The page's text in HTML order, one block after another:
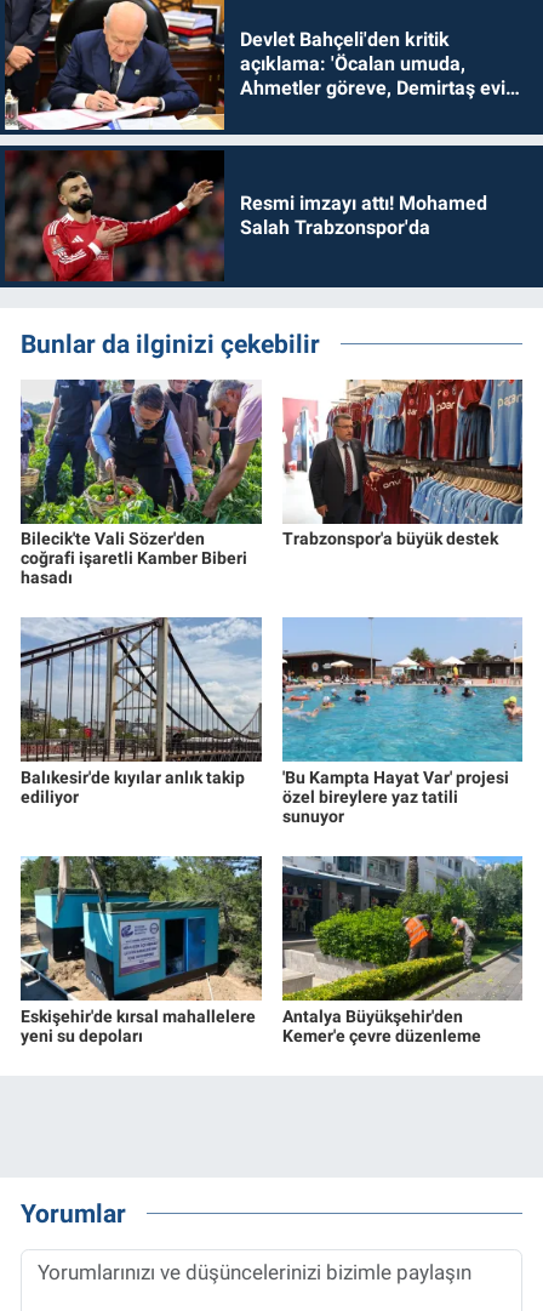
Devlet Bahçeli'den kritik
açıklama: 'Öcalan umuda,
Ahmetler göreve, Demirtaş evine
Resmi imzayı attı! Mohamed
Salah Trabzonspor'da
Bunlar da ilginizi çekebilir
Bilecik'te Vali Sözer'den
coğrafi işaretli Kamber Biberi
hasadı
Trabzonspor'a büyük destek
Balıkesir'de kıyılar anlık takip
ediliyor
'Bu Kampta Hayat Var' projesi
özel bireylere yaz tatili
sunuyor
Eskişehir'de kırsal mahallelere
yeni su depoları
Antalya Büyükşehir'den
Kemer'e çevre düzenleme
Yorumlar